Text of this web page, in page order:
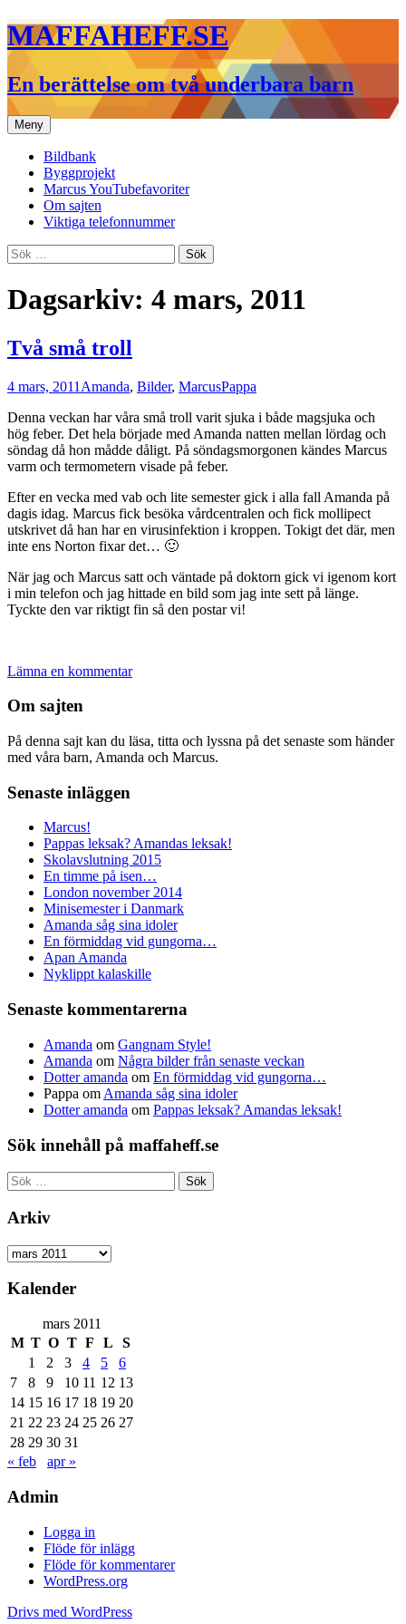
Hoppa
till
innehåll
MAFFAHEFF.SE
En berättelse om två underbara barn
Meny
Bildbank
Byggprojekt
Marcus YouTubefavoriter
Om sajten
Viktiga telefonnummer
Sök
efter:
Dagsarkiv: 4 mars, 2011
Två små troll
4 mars, 2011 Amanda, Bilder, MarcusPappa
Denna veckan har våra små troll varit sjuka i både magsjuka och
hög feber. Det hela började med Amanda natten mellan lördag och
söndag då hon mådde dåligt. På söndagsmorgonen kändes Marcus
varm och termometern visade på feber.
Efter en vecka med vab och lite semester gick i alla fall Amanda på
dagis idag. Marcus fick besöka vårdcentralen och fick mollipect
utskrivet då han har en virusinfektion i kroppen. Tokigt det där, men
inte ens Norton fixar det… 🙂
När jag och Marcus satt och väntade på doktorn gick vi igenom kort
i min telefon och jag hittade en bild som jag inte sett på länge.
Tyckte den var riktigt fin så den postar vi!
Lämna en kommentar
Om sajten
På denna sajt kan du läsa, titta och lyssna på det senaste som händer
med våra barn, Amanda och Marcus.
Senaste inläggen
Marcus!
Pappas leksak? Amandas leksak!
Skolavslutning 2015
En timme på isen…
London november 2014
Minisemester i Danmark
Amanda såg sina idoler
En förmiddag vid gungorna…
Apan Amanda
Nyklippt kalaskille
Senaste kommentarerna
Amanda om Gangnam Style!
Amanda om Några bilder från senaste veckan
Dotter amanda om En förmiddag vid gungorna…
Pappa om Amanda såg sina idoler
Dotter amanda om Pappas leksak? Amandas leksak!
Sök innehåll på maffaheff.se
Sök
efter:
Arkiv
Arkiv
Kalender
mars 2011
M T O T F L
S
1
2 3 4 5
6
7
8 9 10 11 12 13
14 15 16 17 18 19 20
21 22 23 24 25 26 27
28 29 30 31
« feb
apr »
Admin
Logga in
Flöde för inlägg
Flöde för kommentarer
WordPress.org
Drivs med WordPress